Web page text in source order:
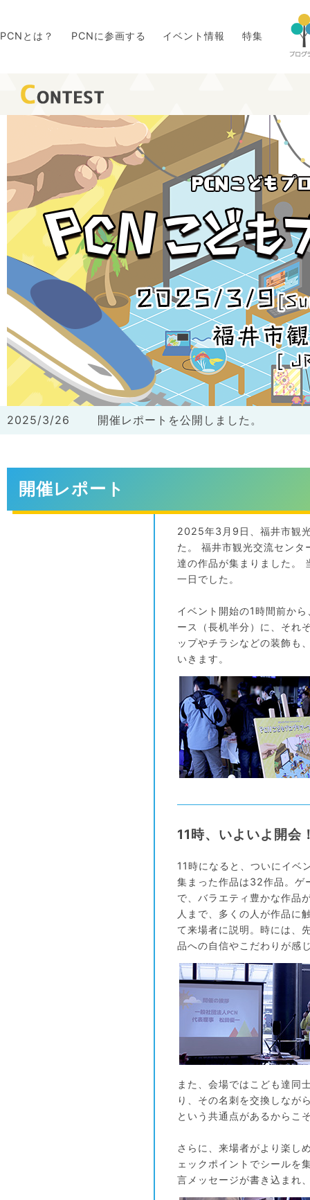
PCNとは？ PCNに参画する イベント情報 特集
2025/3/26 開催レポートを公開しました。
開催レポート
2025年3月9日、福井市観
た。 福井市観光交流セン
達の作品が集まりました。
一日でした。
イベント開始の1時間前か
ース（長机半分）に、それ
ップやチラシなどの装飾も
いきます。
11時、いよいよ開会
11時になると、ついにイベ
集まった作品は32作品。ゲ
で、バラエティ豊かな作品
人まで、多くの人が作品に
て来場者に説明。時には、
品への自信やこだわりが感
また、会場ではこども達同
り、その名刺を交換しなが
という共通点があるからこ
さらに、来場者がより楽し
ェックポイントでシールを
言メッセージが書き込まれ